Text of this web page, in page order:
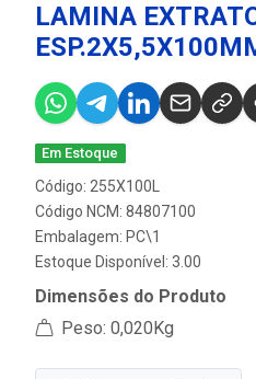
LAMINA
Em Estoque
Código: 255X100L
Código NCM: 84807100
Embalagem: PC\1
Estoque Disponível: 3.00
Dimensões do Produto
Peso: 0,020Kg